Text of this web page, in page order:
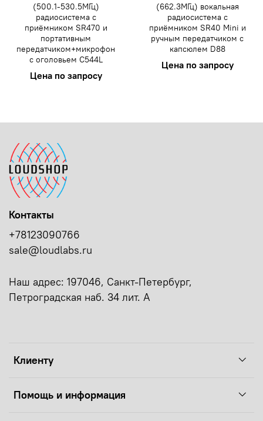
(500.1-530.5МГц)
радиосистема с
приёмником SR470 и
портативным
передатчиком+микрофон
с оголовьем C544L
Цена по запросу
(662.3МГц) вокальная
радиосистема с
приёмником SR40 Mini и
ручным передатчиком с
капсюлем D88
Цена по запросу
Клиенту
Помощь и информация
Контакты
+78123090766
sale@loudlabs.ru
Наш адрес: 197046, Санкт-Петербург,
Петроградская наб. 34 лит. А